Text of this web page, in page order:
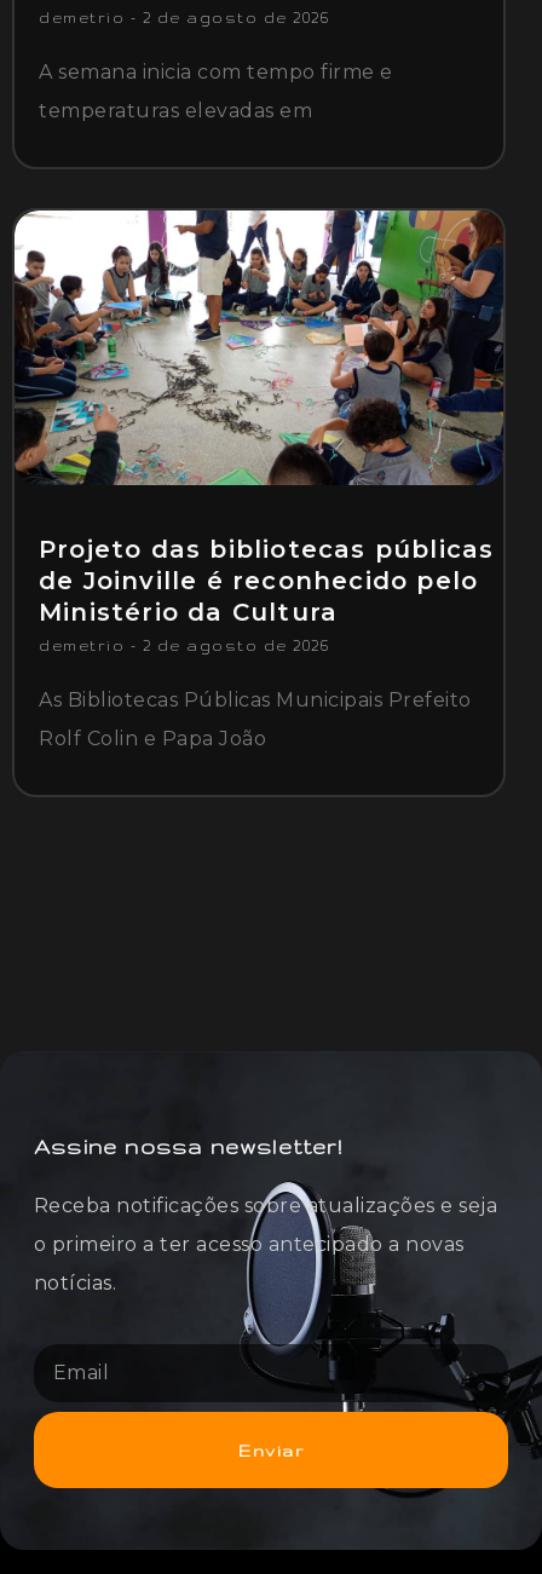
demetrio 2 de agosto de 2026
A semana inicia com tempo firme e
temperaturas elevadas em
Projeto das bibliotecas públicas
de Joinville é reconhecido pelo
Ministério da Cultura
demetrio 2 de agosto de 2026
As Bibliotecas Públicas Municipais Prefeito
Rolf Colin e Papa João
Assine nossa newsletter!
Receba notificações sobre atualizações e seja
o primeiro a ter acesso antecipado a novas
notícias.
Enviar